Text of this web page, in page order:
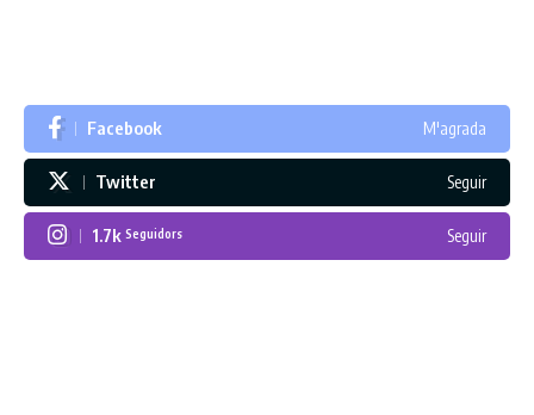
Facebook M'agrada
Twitter Seguir
1.7k Seguidors Seguir